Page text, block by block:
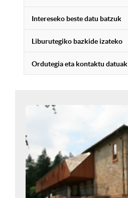
Intereseko beste datu batzuk
Liburutegiko bazkide izateko
Ordutegia eta kontaktu datuak